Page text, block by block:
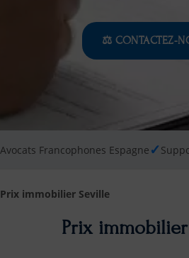
⚖️ CONTACTEZ-
Avocats Francophones Espagne ✓
Prix immobilier Seville
Prix